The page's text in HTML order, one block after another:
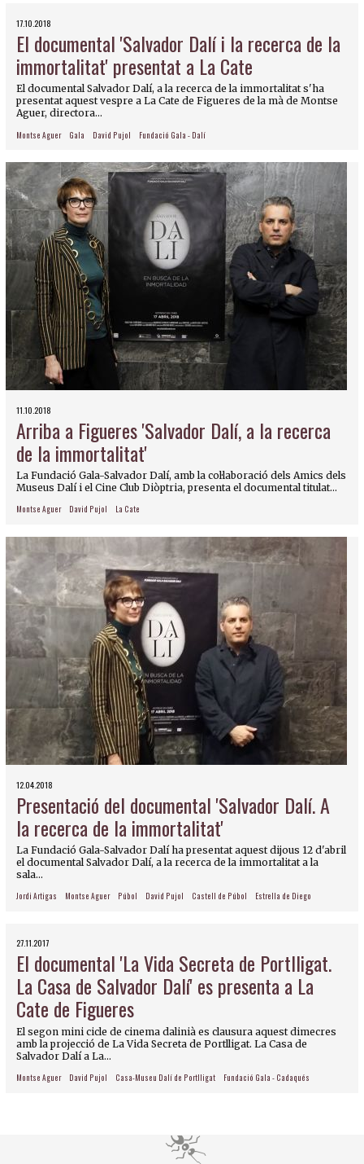
17.10.2018
El documental 'Salvador Dalí i la recerca de la
immortalitat' presentat a La Cate
El documental Salvador Dalí, a la recerca de la immortalitat s'ha
presentat aquest vespre a La Cate de Figueres de la mà de Montse
Aguer, directora...
Montse Aguer Gala David Pujol Fundació Gala - Dalí
11.10.2018
Arriba a Figueres 'Salvador Dalí, a la recerca
de la immortalitat'
La Fundació Gala-Salvador Dalí, amb la col·laboració dels Amics dels
Museus Dalí i el Cine Club Diòptria, presenta el documental titulat...
Montse Aguer David Pujol La Cate
12.04.2018
Presentació del documental 'Salvador Dalí. A
la recerca de la immortalitat'
La Fundació Gala-Salvador Dalí ha presentat aquest dijous 12 d'abril
el documental Salvador Dalí, a la recerca de la immortalitat a la
sala...
Jordi Artigas Montse Aguer Púbol David Pujol Castell de Púbol Estrella de Diego
27.11.2017
El documental 'La Vida Secreta de Portlligat.
La Casa de Salvador Dalí' es presenta a La
Cate de Figueres
El segon mini cicle de cinema dalinià es clausura aquest dimecres
amb la projecció de La Vida Secreta de Portlligat. La Casa de
Salvador Dalí a La...
Montse Aguer David Pujol Casa-Museu Dalí de Portlligat Fundació Gala - Cadaqués